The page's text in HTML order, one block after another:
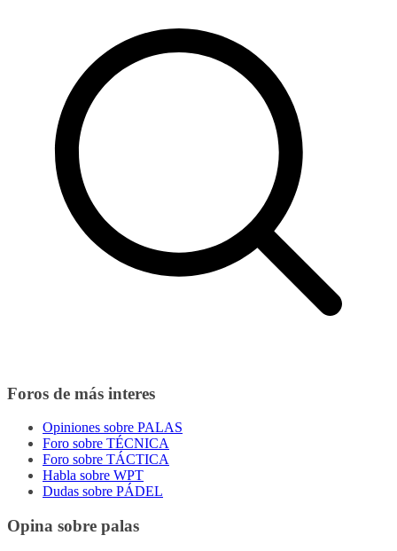
Foros de más interes
Opiniones sobre PALAS
Foro sobre TÉCNICA
Foro sobre TÁCTICA
Habla sobre WPT
Dudas sobre PÁDEL
Opina sobre palas